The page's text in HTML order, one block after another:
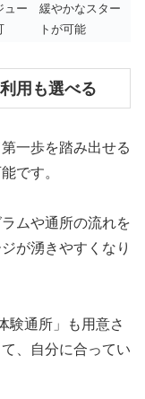
ュー
緩やかなスター
トが可能
用も選べる
一歩を踏み出せる
です。
ムや通所の流れを
が湧きやすくなり
験通所」も用意さ
、自分に合ってい